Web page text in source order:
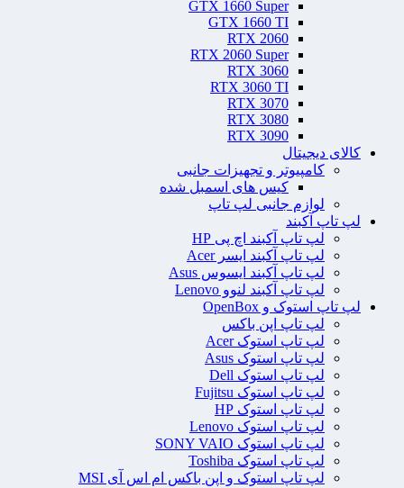
GTX 1660 Super
GTX 1660 TI
RTX 2060
RTX 2060 Super
RTX 3060
RTX 3060 TI
RTX 3070
RTX 3080
RTX 3090
کالای دیجیتال
کامپیوتر و تجهیزات جانبی
کیس های اسمبل شده
لوازم جانبی لپ تاپ
لپ تاپ آکبند
لپ تاپ آکبند اچ پی HP
لپ تاپ آکبند ایسر Acer
لپ تاپ آکبند ایسوس Asus
لپ تاپ آکبند لنوو Lenovo
لپ تاپ استوک و OpenBox
لپ تاپ اپن باکس
لپ تاپ استوک Acer
لپ تاپ استوک Asus
لپ تاپ استوک Dell
لپ تاپ استوک Fujitsu
لپ تاپ استوک HP
لپ تاپ استوک Lenovo
لپ تاپ استوک SONY VAIO
لپ تاپ استوک Toshiba
لپ تاپ استوک و اپن باکس ام اس آی MSI